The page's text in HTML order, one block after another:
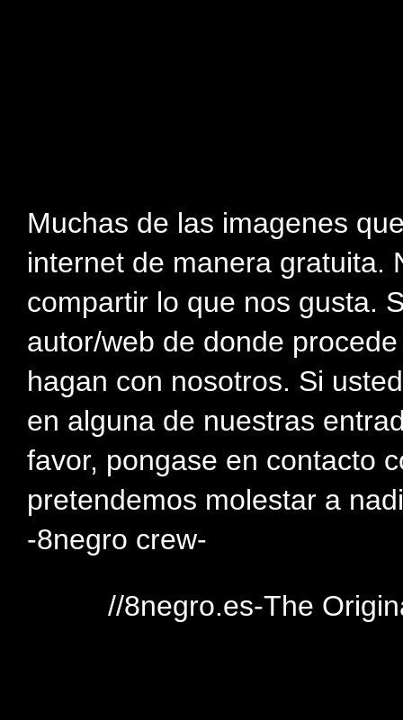
Muchas de las imagenes
internet de manera gratuita.
compartir lo que nos gusta.
autor/web de donde
hagan con nosotros. Si
en alguna de nuestras
favor, pongase en contacto
pretendemos molestar a
-8negro crew-
//8negro.es-The